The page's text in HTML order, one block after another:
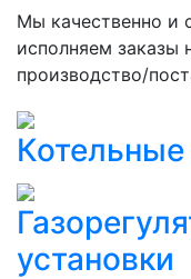
Мы качественно и
исполняем заказы
производство/
Котельные
установки